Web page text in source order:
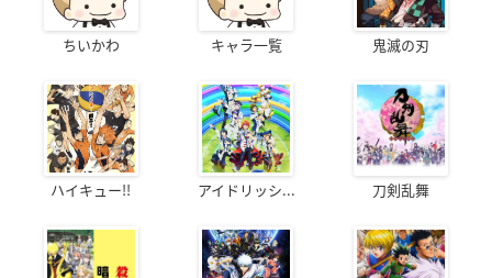
ちいかわ キャラ一覧 鬼滅の刃
ハイキュー!! アイドリッシ... 刀剣乱舞